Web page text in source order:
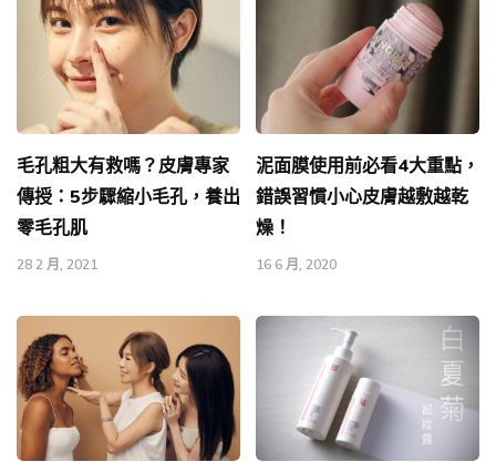
毛孔粗大有救嗎？皮膚專家
傳授：5步驟縮小毛孔，養出
零毛孔肌
28 2 月, 2021
泥面膜使用前必看4大重點，
錯誤習慣小心皮膚越敷越乾
燥！
16 6 月, 2020